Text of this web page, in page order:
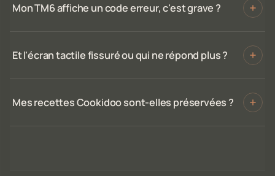
Mon TM6 affiche un code erreur, c'est grave ?
Et l'écran tactile fissuré ou qui ne répond plus ?
Mes recettes Cookidoo sont-elles préservées ?